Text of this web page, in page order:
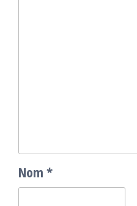
Nom *